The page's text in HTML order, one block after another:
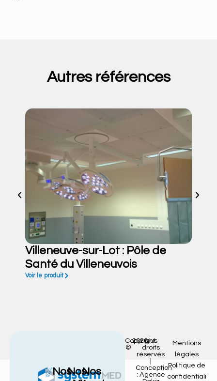
Autres références
Villeneuve-sur-Lot : Pôle de
Santé du Villeneuvois
Voir le produit
NosNosNos
Copyright
©
2026tous
droits
réservés
Conception
: Agence
Mentions
légales
Politique de
confidentiali